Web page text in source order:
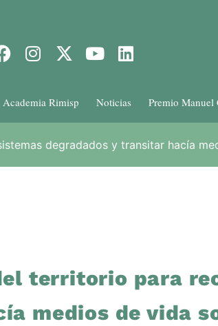
Academia Rimisp Noticias Premio Manuel
degradados y transitar hacía
territorio para
medios de vida